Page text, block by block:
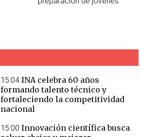
15:04 INA celebra 60 años
formando talento técnico y
fortaleciendo la competitividad
nacional
15:00 Innovación científica busca